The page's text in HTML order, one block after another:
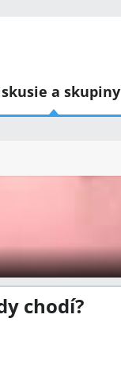
a skupiny
chodí?